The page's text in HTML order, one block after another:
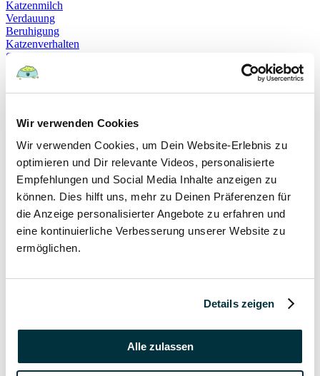
Wir verwenden Cookies
Wir verwenden Cookies, um Dein Website-Erlebnis zu
optimieren und Dir relevante Videos, personalisierte
Empfehlungen und Social Media Inhalte anzeigen zu
können. Dies hilft uns, mehr zu Deinen Präferenzen für
die Anzeige personalisierter Angebote zu erfahren und
eine kontinuierliche Verbesserung unserer Website zu
ermöglichen.
Details zeigen
Alle zulassen
Katzenmilch
Verdauung
Beruhigung
Katzenverhalten
Schnurren
Selbstheilung
Gehorsam
Hundeerziehung
Prüfung
Sozialverträglichkeit
Bloodhound
Hundesport
Mantrailing
Rettungshund
Schäferhund
Schweißhund
exzessives Lecken
Niesen
Kälte